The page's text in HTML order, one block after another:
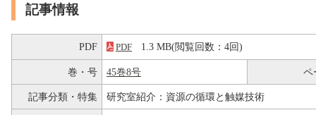
記事情報
PDF PDF 1.3 MB(閲覧回数：4回)
巻・号 45巻8号 ペ
記事分類・特集 研究室紹介：資源の循環と触媒技術